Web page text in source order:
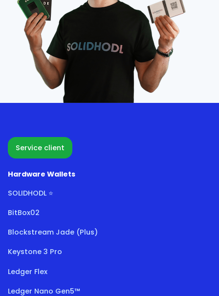
Service client
Hardware Wallets
SOLIDHODL ⭐
BitBox02
Blockstream Jade (Plus)
Keystone 3 Pro
Ledger Flex
Ledger Nano Gen5™